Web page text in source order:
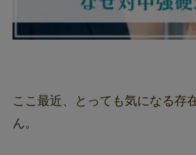
ここ最近、とっても気になる存
ん。